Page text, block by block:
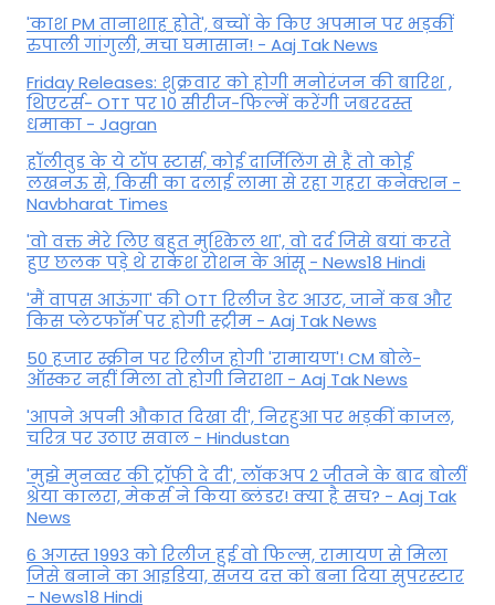
'काश PM तानाशाह होते', बच्चों के किए अपमान पर भड़कीं
रुपाली गांगुली, मचा घमासान! - Aaj Tak News
Friday Releases: शुक्रवार को होगी मनोरंजन की बारिश ,
थिएटर्स- OTT पर 10 सीरीज-फिल्में करेंगी जबरदस्त
धमाका - Jagran
हॉलीवुड के ये टॉप स्टार्स, कोई दार्जिलिंग से हैं तो कोई
लखनऊ से, किसी का दलाई लामा से रहा गहरा कनेक्शन -
Navbharat Times
'वो वक्त मेरे लिए बहुत मुश्किल था', वो दर्द जिसे बयां करते
हुए छलक पड़े थे राकेश रोशन के आंसू - News18 Hindi
'मैं वापस आऊंगा' की OTT रिलीज डेट आउट, जानें कब और
किस प्लेटफॉर्म पर होगी स्ट्रीम - Aaj Tak News
50 हजार स्क्रीन पर रिलीज होगी 'रामायण'! CM बोले-
ऑस्कर नहीं मिला तो होगी निराशा - Aaj Tak News
'आपने अपनी औकात दिखा दी', निरहुआ पर भड़कीं काजल,
चरित्र पर उठाए सवाल - Hindustan
'मुझे मुनव्वर की ट्रॉफी दे दी', लॉकअप 2 जीतने के बाद बोलीं
श्रेया कालरा, मेकर्स ने किया ब्लंडर! क्या है सच? - Aaj Tak
News
6 अगस्त 1993 को रिलीज हुई वो फिल्म, रामायण से मिला
जिसे बनाने का आइडिया, संजय दत्त को बना दिया सुपरस्टार
- News18 Hindi